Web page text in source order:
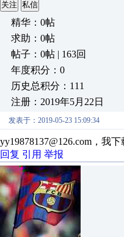
关注 私信
精华：0帖
求助：0帖
帖子：0帖 | 163回
年度积分：0
历史总积分：111
注册：2019年5月22日
发表于：2019-05-23 15:09:34
yy19878137@126.com，我
回复 引用 举报